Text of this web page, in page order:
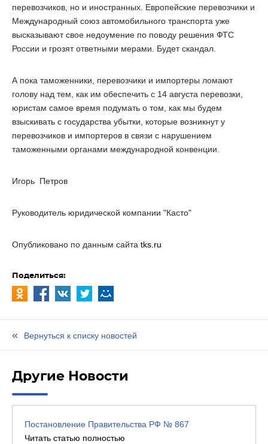
перевозчиков, но и иностранных. Европейские перевозчики и
Международный союз автомобильного транспорта уже
высказывают свое недоумение по поводу решения ФТС
России и грозят ответными мерами. Будет скандал.
А пока таможенники, перевозчики и импортеры ломают
голову над тем, как им обеспечить с 14 августа перевозки,
юристам самое время подумать о том, как мы будем
взыскивать с государства убытки, которые возникнут у
перевозчиков и импортеров в связи с нарушением
таможенными органами международной конвенции.
Игорь Петров
Руководитель юридической компании "Касто"
Опубликовано по данным сайта tks.ru
Поделиться:
Вернуться к списку новостей
Другие Новости
Постановление Правительства РФ № 867
Читать статью полностью